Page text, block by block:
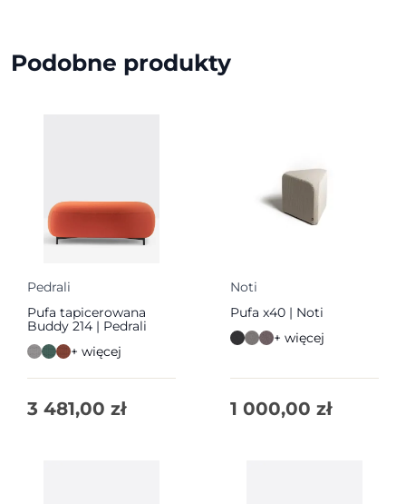
Podobne produkty
Pedrali
Pufa tapicerowana
Buddy 214 | Pedrali
+ więcej
3 481,00 zł
Noti
Pufa x40 | Noti
+ więcej
1 000,00 zł